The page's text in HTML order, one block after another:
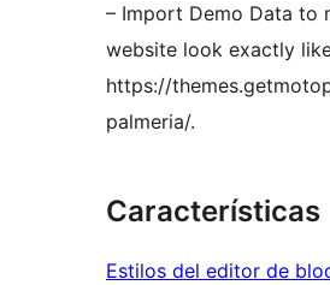
– Import Demo Data to
website look exactly
https://
palmeria/.
Características
Estilos del editor de